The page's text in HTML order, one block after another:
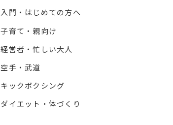
入門・はじめての方へ
子育て・親向け
経営者・忙しい大人
空手・武道
キックボクシング
ダイエット・体づくり